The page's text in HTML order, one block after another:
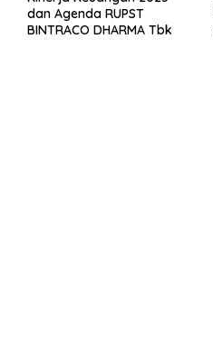
dan Agenda RUPST
BINTRACO DHARMA Tbk